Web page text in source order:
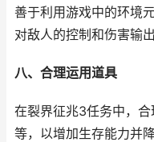
善于利用游戏中的环境
对敌人的控制和伤害输出
八、合理运用道具
在裂界征兆3任务中，
等，以增加生存能力并